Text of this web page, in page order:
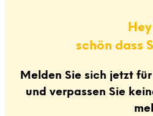
schön dass
Melden Sie sich jetzt
und verpassen Sie